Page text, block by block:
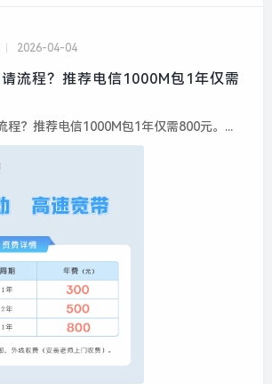
2026-04-04
流程？推荐电信1000M包1年仅需
程？推荐电信1000M包1年仅需800元。...